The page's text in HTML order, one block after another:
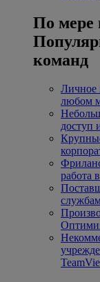
По мере
команд
Личное
любом
доступ
работа